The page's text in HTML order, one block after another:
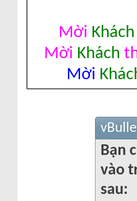
Mời Khách
Mời Khách
Mời
Bạn
vào
sau: